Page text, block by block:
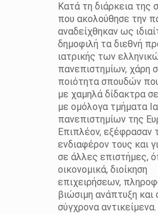
Κατά τη διάρκεια της
που ακολούθησε την
αναδείχθηκαν ως
δημοφιλή τα διεθνή
ιατρικής των
πανεπιστημίων, χάρη
ποιότητα σπουδών
με χαμηλά δίδακτρα
με ομόλογα τμήματα
πανεπιστημίων της
Επιπλέον, εξέφρασαν
ενδιαφέρον τους και
σε άλλες επιστήμες,
οικονομικά, διοίκηση
επιχειρήσεων,
βιώσιμη ανάπτυξη και
σύγχρονα αντικείμενα.